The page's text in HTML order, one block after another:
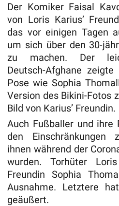
Der Komiker Faisal
von Loris Karius’
das vor einigen Tagen
um sich über den 30-
zu machen. Der
Deutsch-Afghane
Pose wie Sophia
Version des Bikini-Fotos
Bild von Karius’ Freundin.
Auch Fußballer und
den Einschränkungen
ihnen während der
wurden. Torhüter
Freundin Sophia
Ausnahme. Letztere
geäußert.